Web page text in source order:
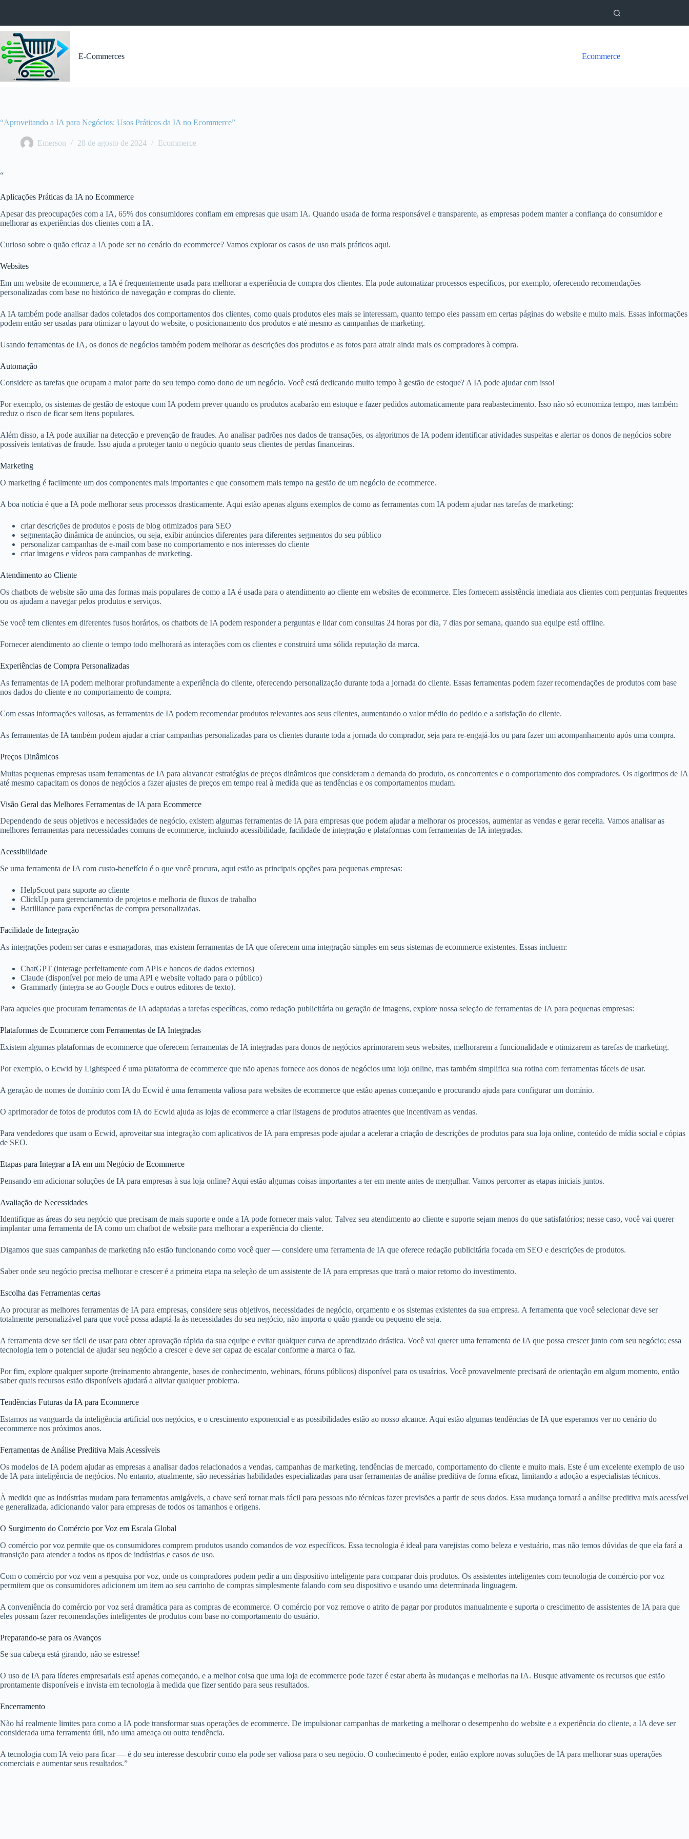
conteúdo
E-Commerces Ecommerce
“Aproveitando a IA para Negócios: Usos Práticos da IA no Ecommerce”
Emerson 28 de agosto de 2024 Ecommerce
“
Aplicações Práticas da IA no Ecommerce
Apesar das preocupações com a IA, 65% dos consumidores confiam em empresas que usam IA. Quando usada de forma responsável e transparente, as empresas podem manter a confiança do consumidor e
melhorar as experiências dos clientes com a IA.
Curioso sobre o quão eficaz a IA pode ser no cenário do ecommerce? Vamos explorar os casos de uso mais práticos aqui.
Websites
Em um website de ecommerce, a IA é frequentemente usada para melhorar a experiência de compra dos clientes. Ela pode automatizar processos específicos, por exemplo, oferecendo recomendações
personalizadas com base no histórico de navegação e compras do cliente.
A IA também pode analisar dados coletados dos comportamentos dos clientes, como quais produtos eles mais se interessam, quanto tempo eles passam em certas páginas do website e muito mais. Essas informações
podem então ser usadas para otimizar o layout do website, o posicionamento dos produtos e até mesmo as campanhas de marketing.
Usando ferramentas de IA, os donos de negócios também podem melhorar as descrições dos produtos e as fotos para atrair ainda mais os compradores à compra.
Automação
Considere as tarefas que ocupam a maior parte do seu tempo como dono de um negócio. Você está dedicando muito tempo à gestão de estoque? A IA pode ajudar com isso!
Por exemplo, os sistemas de gestão de estoque com IA podem prever quando os produtos acabarão em estoque e fazer pedidos automaticamente para reabastecimento. Isso não só economiza tempo, mas também
reduz o risco de ficar sem itens populares.
Além disso, a IA pode auxiliar na detecção e prevenção de fraudes. Ao analisar padrões nos dados de transações, os algoritmos de IA podem identificar atividades suspeitas e alertar os donos de negócios sobre
possíveis tentativas de fraude. Isso ajuda a proteger tanto o negócio quanto seus clientes de perdas financeiras.
Marketing
O marketing é facilmente um dos componentes mais importantes e que consomem mais tempo na gestão de um negócio de ecommerce.
A boa notícia é que a IA pode melhorar seus processos drasticamente. Aqui estão apenas alguns exemplos de como as ferramentas com IA podem ajudar nas tarefas de marketing:
criar descrições de produtos e posts de blog otimizados para SEO
segmentação dinâmica de anúncios, ou seja, exibir anúncios diferentes para diferentes segmentos do seu público
personalizar campanhas de e-mail com base no comportamento e nos interesses do cliente
criar imagens e vídeos para campanhas de marketing.
Atendimento ao Cliente
Os chatbots de website são uma das formas mais populares de como a IA é usada para o atendimento ao cliente em websites de ecommerce. Eles fornecem assistência imediata aos clientes com perguntas frequentes
ou os ajudam a navegar pelos produtos e serviços.
Se você tem clientes em diferentes fusos horários, os chatbots de IA podem responder a perguntas e lidar com consultas 24 horas por dia, 7 dias por semana, quando sua equipe está offline.
Fornecer atendimento ao cliente o tempo todo melhorará as interações com os clientes e construirá uma sólida reputação da marca.
Experiências de Compra Personalizadas
As ferramentas de IA podem melhorar profundamente a experiência do cliente, oferecendo personalização durante toda a jornada do cliente. Essas ferramentas podem fazer recomendações de produtos com base
nos dados do cliente e no comportamento de compra.
Com essas informações valiosas, as ferramentas de IA podem recomendar produtos relevantes aos seus clientes, aumentando o valor médio do pedido e a satisfação do cliente.
As ferramentas de IA também podem ajudar a criar campanhas personalizadas para os clientes durante toda a jornada do comprador, seja para re-engajá-los ou para fazer um acompanhamento após uma compra.
Preços Dinâmicos
Muitas pequenas empresas usam ferramentas de IA para alavancar estratégias de preços dinâmicos que consideram a demanda do produto, os concorrentes e o comportamento dos compradores. Os algoritmos de IA
até mesmo capacitam os donos de negócios a fazer ajustes de preços em tempo real à medida que as tendências e os comportamentos mudam.
Visão Geral das Melhores Ferramentas de IA para Ecommerce
Dependendo de seus objetivos e necessidades de negócio, existem algumas ferramentas de IA para empresas que podem ajudar a melhorar os processos, aumentar as vendas e gerar receita. Vamos analisar as
melhores ferramentas para necessidades comuns de ecommerce, incluindo acessibilidade, facilidade de integração e plataformas com ferramentas de IA integradas.
Acessibilidade
Se uma ferramenta de IA com custo-benefício é o que você procura, aqui estão as principais opções para pequenas empresas:
HelpScout para suporte ao cliente
ClickUp para gerenciamento de projetos e melhoria de fluxos de trabalho
Barilliance para experiências de compra personalizadas.
Facilidade de Integração
As integrações podem ser caras e esmagadoras, mas existem ferramentas de IA que oferecem uma integração simples em seus sistemas de ecommerce existentes. Essas incluem:
ChatGPT (interage perfeitamente com APIs e bancos de dados externos)
Claude (disponível por meio de uma API e website voltado para o público)
Grammarly (integra-se ao Google Docs e outros editores de texto).
Para aqueles que procuram ferramentas de IA adaptadas a tarefas específicas, como redação publicitária ou geração de imagens, explore nossa seleção de ferramentas de IA para pequenas empresas:
Plataformas de Ecommerce com Ferramentas de IA Integradas
Existem algumas plataformas de ecommerce que oferecem ferramentas de IA integradas para donos de negócios aprimorarem seus websites, melhorarem a funcionalidade e otimizarem as tarefas de marketing.
Por exemplo, o Ecwid by Lightspeed é uma plataforma de ecommerce que não apenas fornece aos donos de negócios uma loja online, mas também simplifica sua rotina com ferramentas fáceis de usar.
A geração de nomes de domínio com IA do Ecwid é uma ferramenta valiosa para websites de ecommerce que estão apenas começando e procurando ajuda para configurar um domínio.
O aprimorador de fotos de produtos com IA do Ecwid ajuda as lojas de ecommerce a criar listagens de produtos atraentes que incentivam as vendas.
Para vendedores que usam o Ecwid, aproveitar sua integração com aplicativos de IA para empresas pode ajudar a acelerar a criação de descrições de produtos para sua loja online, conteúdo de mídia social e cópias
de SEO.
Etapas para Integrar a IA em um Negócio de Ecommerce
Pensando em adicionar soluções de IA para empresas à sua loja online? Aqui estão algumas coisas importantes a ter em mente antes de mergulhar. Vamos percorrer as etapas iniciais juntos.
Avaliação de Necessidades
Identifique as áreas do seu negócio que precisam de mais suporte e onde a IA pode fornecer mais valor. Talvez seu atendimento ao cliente e suporte sejam menos do que satisfatórios; nesse caso, você vai querer
implantar uma ferramenta de IA como um chatbot de website para melhorar a experiência do cliente.
Digamos que suas campanhas de marketing não estão funcionando como você quer — considere uma ferramenta de IA que oferece redação publicitária focada em SEO e descrições de produtos.
Saber onde seu negócio precisa melhorar e crescer é a primeira etapa na seleção de um assistente de IA para empresas que trará o maior retorno do investimento.
Escolha das Ferramentas certas
Ao procurar as melhores ferramentas de IA para empresas, considere seus objetivos, necessidades de negócio, orçamento e os sistemas existentes da sua empresa. A ferramenta que você selecionar deve ser
totalmente personalizável para que você possa adaptá-la às necessidades do seu negócio, não importa o quão grande ou pequeno ele seja.
A ferramenta deve ser fácil de usar para obter aprovação rápida da sua equipe e evitar qualquer curva de aprendizado drástica. Você vai querer uma ferramenta de IA que possa crescer junto com seu negócio; essa
tecnologia tem o potencial de ajudar seu negócio a crescer e deve ser capaz de escalar conforme a marca o faz.
Por fim, explore qualquer suporte (treinamento abrangente, bases de conhecimento, webinars, fóruns públicos) disponível para os usuários. Você provavelmente precisará de orientação em algum momento, então
saber quais recursos estão disponíveis ajudará a aliviar qualquer problema.
Tendências Futuras da IA para Ecommerce
Estamos na vanguarda da inteligência artificial nos negócios, e o crescimento exponencial e as possibilidades estão ao nosso alcance. Aqui estão algumas tendências de IA que esperamos ver no cenário do
ecommerce nos próximos anos.
Ferramentas de Análise Preditiva Mais Acessíveis
Os modelos de IA podem ajudar as empresas a analisar dados relacionados a vendas, campanhas de marketing, tendências de mercado, comportamento do cliente e muito mais. Este é um excelente exemplo de uso
de IA para inteligência de negócios. No entanto, atualmente, são necessárias habilidades especializadas para usar ferramentas de análise preditiva de forma eficaz, limitando a adoção a especialistas técnicos.
À medida que as indústrias mudam para ferramentas amigáveis, a chave será tornar mais fácil para pessoas não técnicas fazer previsões a partir de seus dados. Essa mudança tornará a análise preditiva mais acessível
e generalizada, adicionando valor para empresas de todos os tamanhos e origens.
O Surgimento do Comércio por Voz em Escala Global
O comércio por voz permite que os consumidores comprem produtos usando comandos de voz específicos. Essa tecnologia é ideal para varejistas como beleza e vestuário, mas não temos dúvidas de que ela fará a
transição para atender a todos os tipos de indústrias e casos de uso.
Com o comércio por voz vem a pesquisa por voz, onde os compradores podem pedir a um dispositivo inteligente para comparar dois produtos. Os assistentes inteligentes com tecnologia de comércio por voz
permitem que os consumidores adicionem um item ao seu carrinho de compras simplesmente falando com seu dispositivo e usando uma determinada linguagem.
A conveniência do comércio por voz será dramática para as compras de ecommerce. O comércio por voz remove o atrito de pagar por produtos manualmente e suporta o crescimento de assistentes de IA para que
eles possam fazer recomendações inteligentes de produtos com base no comportamento do usuário.
Preparando-se para os Avanços
Se sua cabeça está girando, não se estresse!
O uso de IA para líderes empresariais está apenas começando, e a melhor coisa que uma loja de ecommerce pode fazer é estar aberta às mudanças e melhorias na IA. Busque ativamente os recursos que estão
prontamente disponíveis e invista em tecnologia à medida que fizer sentido para seus resultados.
Encerramento
Não há realmente limites para como a IA pode transformar suas operações de ecommerce. De impulsionar campanhas de marketing a melhorar o desempenho do website e a experiência do cliente, a IA deve ser
considerada uma ferramenta útil, não uma ameaça ou outra tendência.
A tecnologia com IA veio para ficar — é do seu interesse descobrir como ela pode ser valiosa para o seu negócio. O conhecimento é poder, então explore novas soluções de IA para melhorar suas operações
comerciais e aumentar seus resultados.”